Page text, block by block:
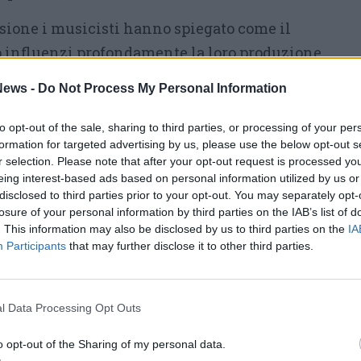
- Do Not Process My Personal Information
opt-out of the sale, sharing to third parties, or processing of your
for targeted advertising by us, please use the below opt-out
selection. Please note that after your opt-out request is processed
interest-based ads based on personal information utilized by us
to third parties prior to your opt-out. You may separately
of your personal information by third parties on the IAB’s list of
This information may also be disclosed by us to third parties on the
Participants that may further disclose it to other third parties.
Data Processing Opt Outs
opt-out of the Sharing of my personal data.
i musicisti hanno spiegato come il
profondamente la loro produzione
locali e le tradizioni linguistiche
i testi delle canzoni, contribuendo a
che rischia di andare perduta.
musicale
non è una scelta nostalgica, ma uno
per raccontare emozioni, esperienze e
una tradizione folk ancora presente nel
l’eredità di realtà musicali che negli anni
la cultura locale. Un percorso che
un elemento distintivo e